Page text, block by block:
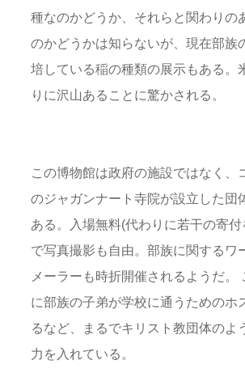
種なのかどうか、それらと関わりの
のかどうかは知らないが、現在部族
培している稲の種類の展示もある。
りに沢山あることに驚かされる。
この博物館は政府の施設ではなく、
のジャガンナート寺院が設立した団
ある。入場無料(代わりに若干の寄
で写真撮影も自由。部族に関するワ
メーラーも時折開催されるようだ。
に部族の子弟が学校に通うためのホ
るなど、まるでキリスト教団体のよ
力を入れている。